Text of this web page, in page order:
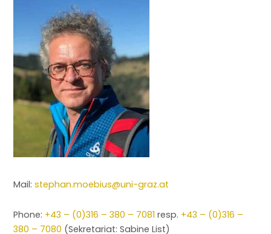
Mail:stephan.moebius@uni-graz.at
Phone: +43 – (0)316 – 380 – 7081 resp. +43 – (0)316 –
380 – 7080 (Sekretariat: Sabine List)